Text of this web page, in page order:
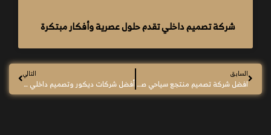
شركة تصميم داخلي تقدم حلول عصرية وأفكار مبتكرة
السابق
افضل شركة تصميم منتجع سياحي صغير– حلول هندسية مبتكرة للمساحات الصغيرة
التالي
أفضل شركات ديكور وتصميم داخلي في مصر